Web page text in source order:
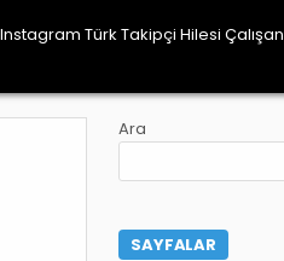
Instagram Türk Takipçi Hilesi Çalışan
Ara
SAYFALAR